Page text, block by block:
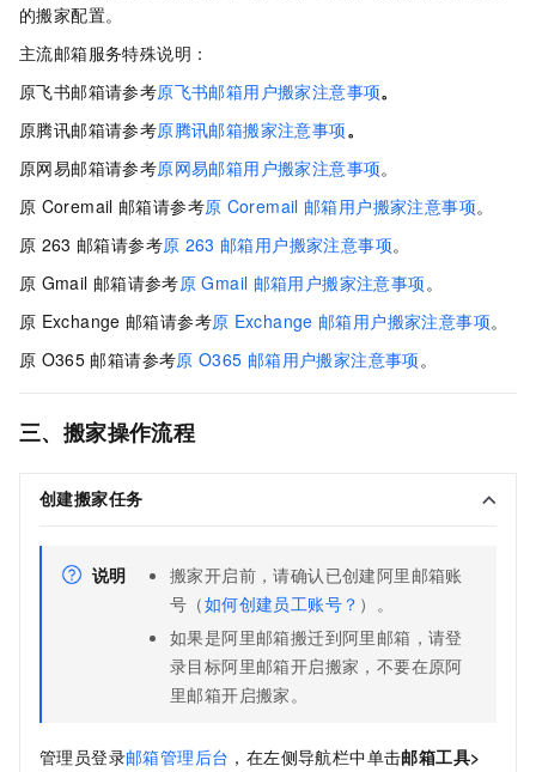
的搬家配置。
主流邮箱服务特殊说明：
原飞书邮箱请参考原飞书邮箱用户搬家注意事项。
原腾讯邮箱请参考原腾讯邮箱搬家注意事项。
原网易邮箱请参考原网易邮箱用户搬家注意事项。
原 Coremail 邮箱请参考原 Coremail 邮箱用户搬家注意事项。
原 263 邮箱请参考原 263 邮箱用户搬家注意事项。
原 Gmail 邮箱请参考原 Gmail 邮箱用户搬家注意事项。
原 Exchange 邮箱请参考原 Exchange 邮箱用户搬家注意事项。
原 O365 邮箱请参考原 O365 邮箱用户搬家注意事项。
三、搬家操作流程
创建搬家任务
说明
搬家开启前，请确认已创建阿里邮箱账
号（如何创建员工账号？ ）。
如果是阿里邮箱搬迁到阿里邮箱，请登
录目标阿里邮箱开启搬家，不要在原阿
里邮箱开启搬家。
管理员登录邮箱管理后台 ，在左侧导航栏中单击邮箱工具>